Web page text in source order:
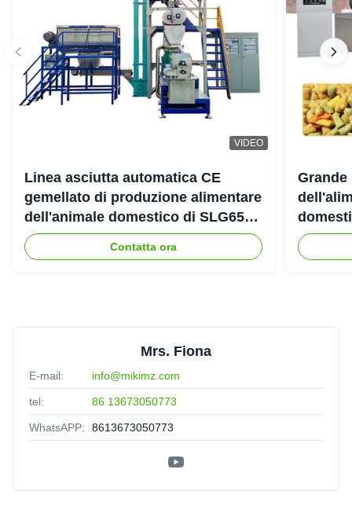
VIDEO
Linea asciutta automatica CE
gemellato di produzione alimentare
dell'animale domestico di SLG65
SLG70 dell'estrusore a vite di
parallelo
Contatta ora
Grande
Mrs. Fiona
E-mail: info@mikimz.com
tel: 86 13673050773
WhatsAPP: 8613673050773